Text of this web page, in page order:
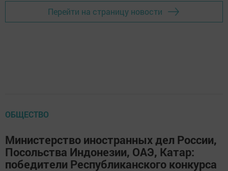
Перейти на страницу новости
ОБЩЕСТВО
Министерство иностранных дел России,
Посольства Индонезии, ОАЭ, Катар:
победители Республиканского конкурса